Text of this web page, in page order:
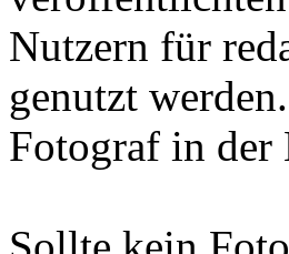
Nutzern für
genutzt
Fotograf in der